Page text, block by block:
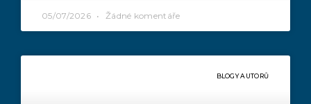
05/07/2026 Žádné komentáře
BLOGY AUTORŮ